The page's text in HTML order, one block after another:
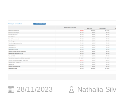
28/11/2023 Nathalia